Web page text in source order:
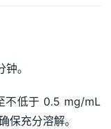
。
不低于 0.5 mg/mL
保充分溶解。